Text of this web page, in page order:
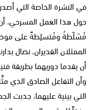
في النشرة الخاصة التي
حول هذا العمل المسرحي،
مُسَلّطةُ ومُتسلِطةً على
الممثلان القديران، نضال
أن يقدما دوريهما بطريقة
وأن التفاعل الصادق الذي
التي بينية عليهما، جذبت